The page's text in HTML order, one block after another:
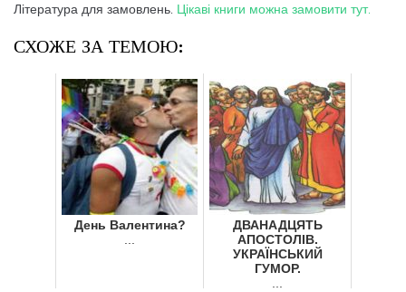
Література для замовлень. Цікаві книги можна замовити тут.
СХОЖЕ ЗА ТЕМОЮ:
День Валентина?
...
ДВАНАДЦЯТЬ
АПОСТОЛІВ.
УКРАЇНСЬКИЙ
ГУМОР.
...